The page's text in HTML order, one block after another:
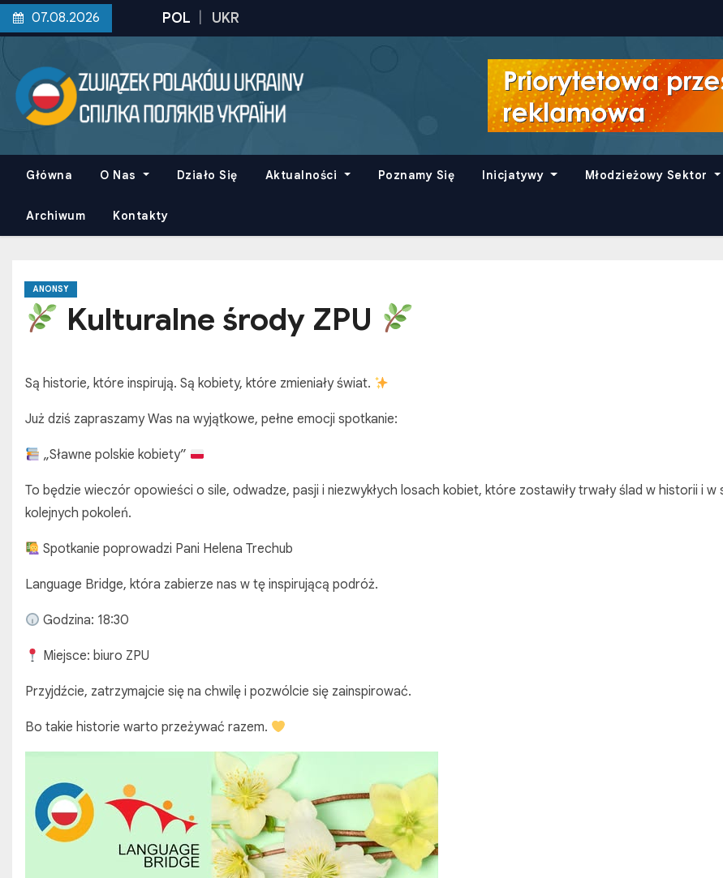
k
e
07.08.2026
Główna O Nas Działo Się Aktualności Poznamy Się Inicjatywy Młodzieżowy Sektor
Archiwum Kontakty
ANONSY
Kulturalne środy ZPU
Są historie, które inspirują. Są kobiety, które zmieniały świat.
Już dziś zapraszamy Was na wyjątkowe, pełne emocji spotkanie:
„Sławne polskie kobiety”
To będzie wieczór opowieści o sile, odwadze, pasji i niezwykłych losach kobiet, które zostawiły trwały ślad w historii i w
kolejnych pokoleń.
Spotkanie poprowadzi Pani Helena Trechub
Language Bridge, która zabierze nas w tę inspirującą podróż.
Godzina: 18:30
Miejsce: biuro ZPU
Przyjdźcie, zatrzymajcie się na chwilę i pozwólcie się zainspirować.
Bo takie historie warto przeżywać razem.